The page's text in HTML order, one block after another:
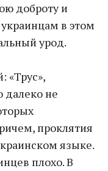
доброту и
в этом
урод.
«Трус»,
далеко не
проклятия
языке.
плохо. В